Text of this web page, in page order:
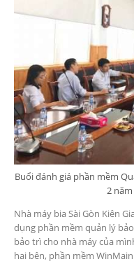
Buổi đánh giá phần mềm
2
Nhà máy bia Sài Gòn Kiên
dụng phần mềm quản lý
bảo trì cho nhà máy của
hai bên, phần mềm